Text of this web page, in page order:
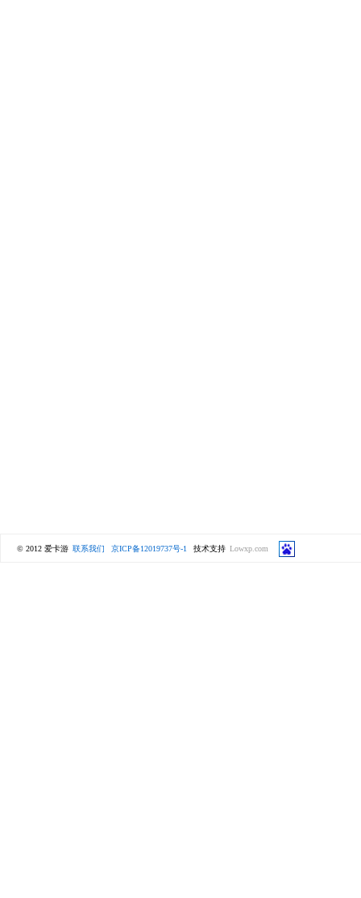
© 2012 爱卡游 联系我们 京ICP备12019737号-1 技术支持 Lowxp.com